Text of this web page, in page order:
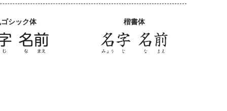
シック体 楷書体